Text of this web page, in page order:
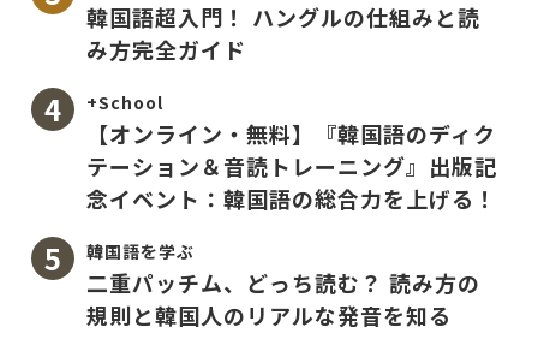
韓国語超入門！ ハングルの仕組みと読
み方完全ガイド
+School
【オンライン・無料】『韓国語のディク
テーション＆音読トレーニング』出版記
念イベント：韓国語の総合力を上げる！
韓国語を学ぶ
二重パッチム、どっち読む？ 読み方の
規則と韓国人のリアルな発音を知る